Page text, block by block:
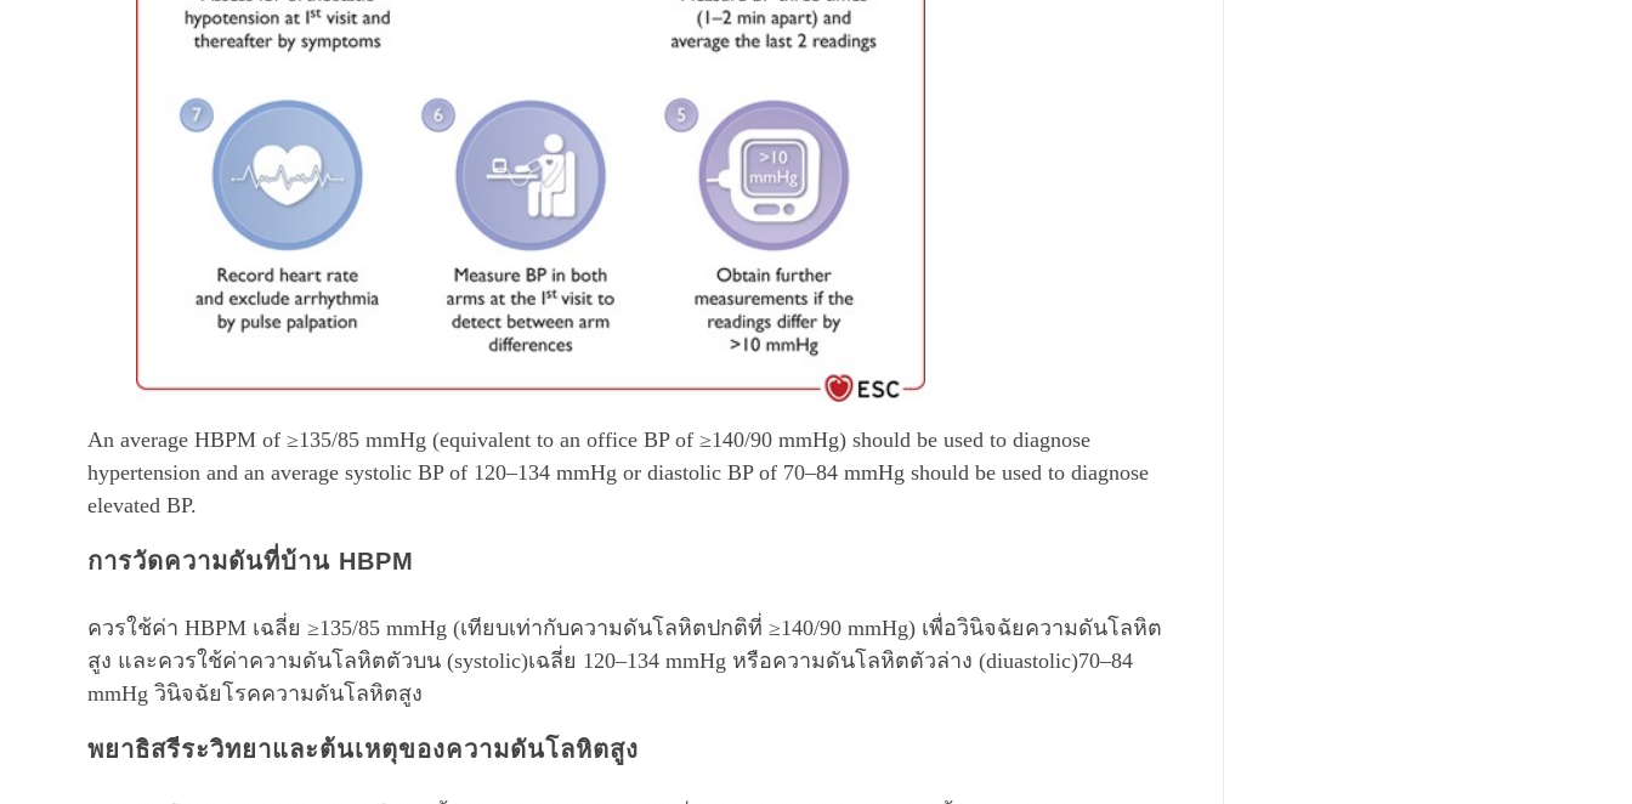
An average HBPM of ≥135/85 mmHg (equivalent to an office BP of ≥140/90 mmHg) should be used to diagnose
hypertension and an average systolic BP of 120–134 mmHg or diastolic BP of 70–84 mmHg should be used to diagnose
elevated BP.
การวัดความดันที่บ้าน HBPM
ควรใช้ค่า HBPM เฉลี่ย ≥135/85 mmHg (เทียบเท่ากับความดันโลหิตปกติที่ ≥140/90 mmHg) เพื่อวินิจฉัยความดันโลหิต
สูง และควรใช้ค่าความดันโลหิตตัวบน (systolic)เฉลี่ย 120–134 mmHg หรือความดันโลหิตตัวล่าง (diuastolic)70–84
mmHg วินิจฉัยโรคความดันโลหิตสูง
พยาธิสรีระวิทยาและต้นเหตุของความดันโลหิตสูง